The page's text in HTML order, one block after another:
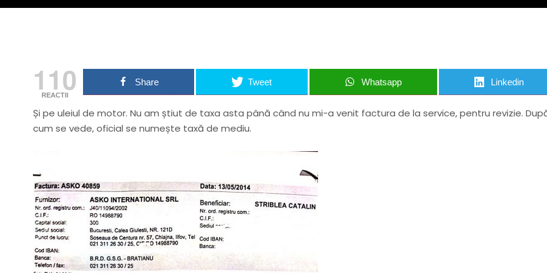
110
REACTII
Share Tweet Whatsapp Linkedin
Și pe uleiul de motor. Nu am știut de taxa asta până când nu mi-a venit factura de la service, pentru revizie.
cum se vede, oficial se numește taxă de mediu.